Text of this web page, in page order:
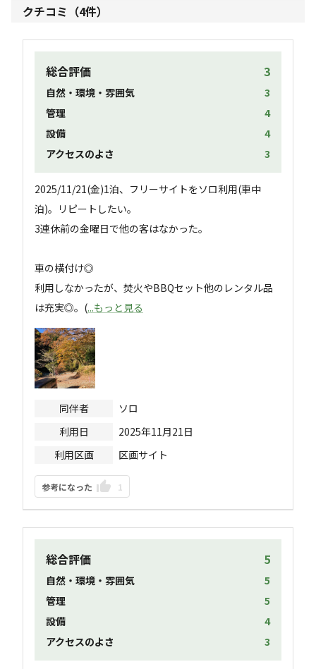
クチコミ（4件）
総合評価 3
自然・環境・雰囲気
3
管理
4
設備
4
アクセスのよさ
3
2025/11/21(金)1泊、フリーサイトをソロ利用(車中
泊)。リピートしたい。
3連休前の金曜日で他の客はなかった。
車の横付け◎
利用しなかったが、焚火やBBQセット他のレンタル品
は充実◎。(...もっと見る
同伴者
ソロ
利用日
2025年11月21日
利用区画
区画サイト
参考になった 1
総合評価 5
自然・環境・雰囲気
5
管理
5
設備
4
アクセスのよさ
3